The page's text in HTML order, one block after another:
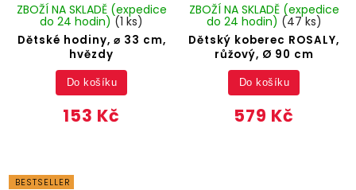
Dětské hodiny, ⌀ 33 cm,
hvězdy
ZBOŽÍ NA SKLADĚ (expedice
do 24 hodin) (1 ks)
153 Kč
Do košíku
Dětský koberec ROSALY,
růžový, Ø 90 cm
ZBOŽÍ NA SKLADĚ (expedice
do 24 hodin) (47 ks)
579 Kč
Do košíku
BESTSELLER